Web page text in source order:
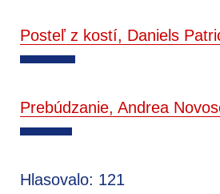
Posteľ z kostí, Daniels
Prebúdzanie, Andrea
Hlasovalo: 121